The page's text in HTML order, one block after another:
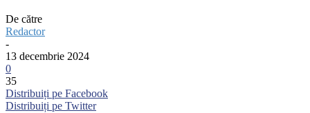
De către
Redactor
-
13 decembrie 2024
0
35
Distribuiți pe Facebook
Distribuiți pe Twitter